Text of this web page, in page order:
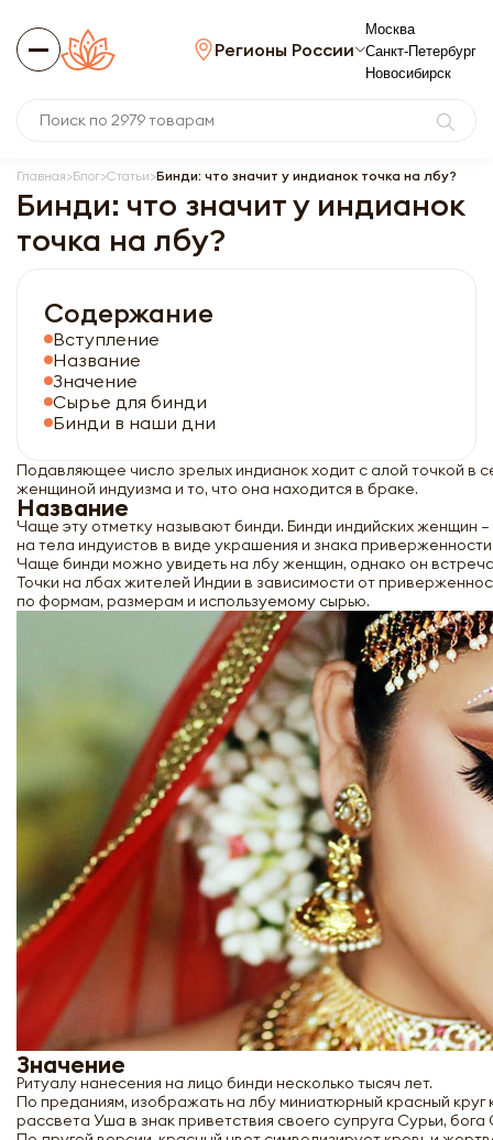
Регионы России
Москва
Санкт-Петербург
Новосибирск
Главная Блог Статьи Бинди: что значит у индианок точка на лбу?
Бинди: что значит у индианок
точка на лбу?
Подавляющее число зрелых индианок ходит с алой точкой в
женщиной индуизма и то, что она находится в браке.
Название
Чаще эту отметку называют бинди. Бинди индийских женщин
на тела индуистов в виде украшения и знака
Чаще бинди можно увидеть на лбу женщин, однако он
Точки на лбах жителей Индии в зависимости от
по формам, размерам и используемому сырью.
Значение
Ритуалу нанесения на лицо бинди несколько тысяч лет.
По преданиям, изображать на лбу миниатюрный красный
рассвета Уша в знак приветствия своего супруга Сурьи, бога
Содержание
Вступление
Название
Значение
Сырье для бинди
Бинди в наши дни